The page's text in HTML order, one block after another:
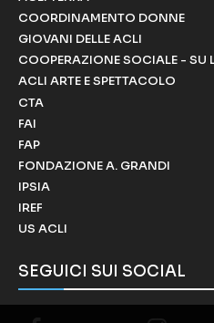
COORDINAMENTO DONNE
GIOVANI DELLE ACLI
COOPERAZIONE SOCIALE - SU
ACLI ARTE E SPETTACOLO
CTA
FAI
FAP
FONDAZIONE A. GRANDI
IPSIA
IREF
US ACLI
SEGUICI SUI SOCIAL